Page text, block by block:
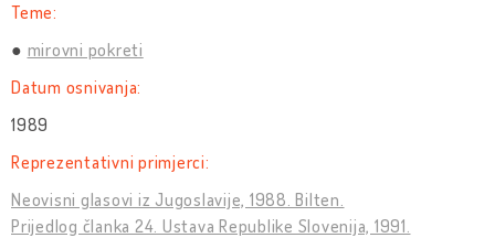
Teme:
mirovni pokreti
Datum osnivanja:
1989
Reprezentativni primjerci:
Neovisni glasovi iz Jugoslavije, 1988. Bilten.
Prijedlog članka 24. Ustava Republike Slovenija, 1991.